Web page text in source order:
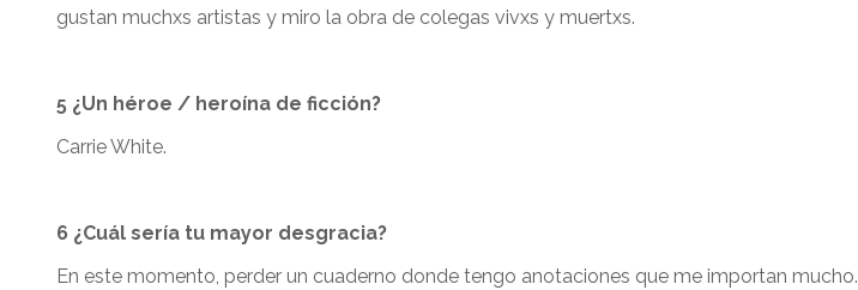
gustan muchxs artistas y miro la obra de colegas vivxs y muertxs.
5 ¿Un héroe / heroína de ficción?
Carrie White.
6 ¿Cuál sería tu mayor desgracia?
En este momento, perder un cuaderno donde tengo anotaciones que me importan mucho.